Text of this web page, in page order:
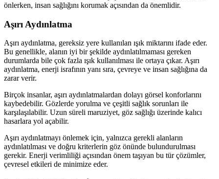
önlerken, insan sağlığını korumak açısından da önemlidir.
Aşırı Aydınlatma
Aşırı aydınlatma, gereksiz yere kullanılan ışık miktarını ifade eder.
Bu genellikle, alanın iyi bir şekilde aydınlatılmaması gereken
durumlarda bile çok fazla ışık kullanılması ile ortaya çıkar. Aşırı
aydınlatma, enerji israfının yanı sıra, çevreye ve insan sağlığına da
zarar verir.
Birçok insanlar, aşırı aydınlatmalardan dolayı görsel konforlarını
kaybedebilir. Gözlerde yorulma ve çeşitli sağlık sorunları ile
karşılaşılabilir. Uzun süreli maruziyet, göz sağlığı üzerinde kalıcı
hasarlara yol açabilir.
Aşırı aydınlatmayı önlemek için, yalnızca gerekli alanların
aydınlatılması ve doğru kriterlerin göz önünde bulundurulması
gerekir. Enerji verimliliği açısından önem taşıyan bu tür çözümler,
çevresel etkileri de minimize eder.